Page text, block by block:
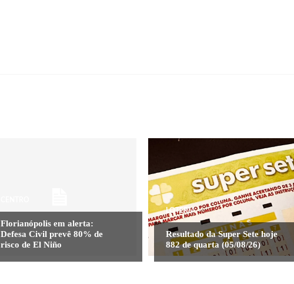
Florianópolis em alerta:
Defesa Civil prevê 80% de
risco de El Niño
LOTERIA
Resultado da Super Sete hoje
882 de quarta (05/08/26)